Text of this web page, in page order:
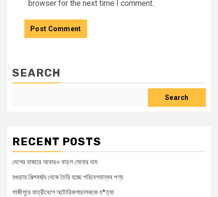
browser for the next time I comment.
SEARCH
Search
RECENT POSTS
দেশের বাজারে আবারও বাড়ল সোনার দাম
বগুড়ায় শিল্পবর্জ্য থেকে তৈরি হচ্ছে পরিবেশবান্ধব পণ্য
গাজীপুরে যাত্রীবেশে অটোরিকশাচালককে হ*ত্যা